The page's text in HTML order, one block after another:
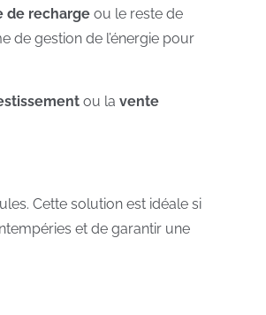
de recharge ou le reste de
de gestion de l’énergie pour
ou la vente
Cette solution est idéale si
et de garantir une